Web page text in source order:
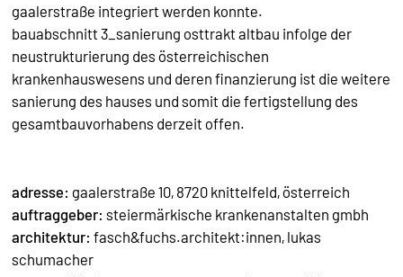
gaalerstraße integriert werden konnte.
bauabschnitt 3_sanierung osttrakt altbau infolge der
neustrukturierung des österreichischen
krankenhauswesens und deren finanzierung ist die weitere
sanierung des hauses und somit die fertigstellung des
gesamtbauvorhabens derzeit offen.
adresse: gaalerstraße 10, 8720 knittelfeld, österreich
auftraggeber: steiermärkische krankenanstalten gmbh
architektur: fasch&fuchs.architekt:innen, lukas
schumacher